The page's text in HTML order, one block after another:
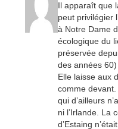
Il apparaît que
peut privilégier
à Notre Dame
écologique du
préservée
des années
Elle laisse aux
comme
qui d’ailleurs
ni l’Irlande. La
d’Estaing